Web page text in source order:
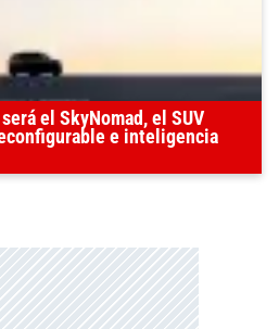
el SkyNomad, el SUV
e inteligencia